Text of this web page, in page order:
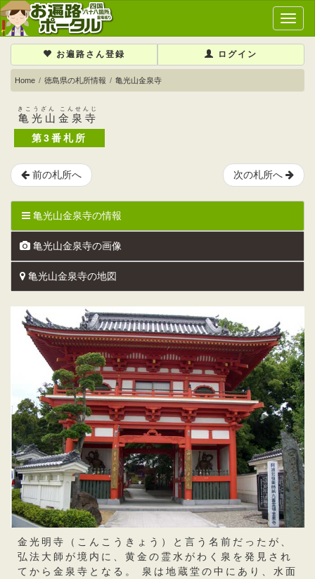
メ
イ
メ
ュ
お遍路さん登録 ログイン
Home 徳島県の札所情報 亀光山金泉寺
亀光山金泉寺
きこうざん こんせんじ
第3番札所
前の札所へ 次の札所へ
亀光山金泉寺の情報
亀光山金泉寺の画像
亀光山金泉寺の地図
金光明寺（こんこうきょう）と言う名前だったが、
弘法大師が境内に、黄金の霊水がわく泉を発見され
てから金泉寺となる。 泉は地蔵堂の中にあり、水面